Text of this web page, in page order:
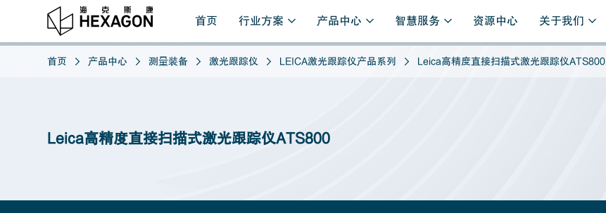
首页 行业方案 产品中心 智慧服务 资源中心 关于我们
首页 产品中心 测量装备 激光跟踪仪 LEICA激光跟踪仪产品系列 Leica高精度直接扫描式激光跟踪仪ATS800
Leica高精度直接扫描式激光跟踪仪ATS800